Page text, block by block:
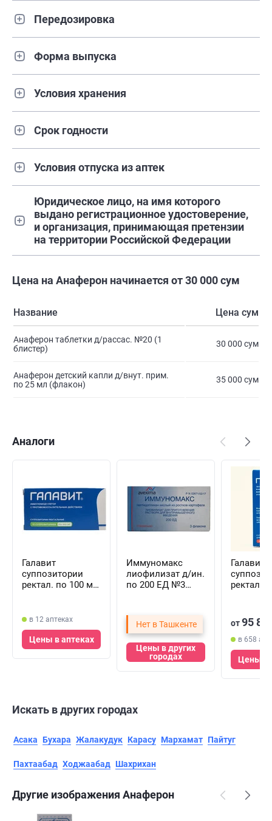
Передозировка
Форма выпуска
Условия хранения
Срок годности
Условия отпуска из аптек
Юридическое лицо, на имя которого
выдано регистрационное удостоверение,
и организация, принимающая претензии
на территории Российской Федерации
Цена на Анаферон начинается от 30 000 сум
Название Цена сум
Анаферон таблетки д/рассас. №20 (1
блистер)
30 000 сум
Анаферон детский капли д/внут. прим.
по 25 мл (флакон)
35 000 сум
Аналоги
Галавит
суппозитории
ректал. по 100 мг
в 12 аптеках
Цены в аптеках
Иммуномакс
лиофилизат д/ин.
по 200 ЕД №3
Нет в Ташкенте
Цены в других
городах
Галавит
ректал.
от95
в 658
Цены в
Искать в других городах
Асака Бухара Жалакудук Карасу Мархамат Пайтуг
Пахтаабад Ходжаабад Шахрихан
Другие изображения Анаферон